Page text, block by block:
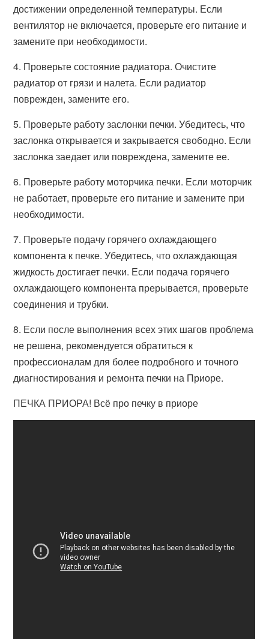
достижении определенной температуры. Если
вентилятор не включается, проверьте его питание и
замените при необходимости.
4. Проверьте состояние радиатора. Очистите
радиатор от грязи и налета. Если радиатор
поврежден, замените его.
5. Проверьте работу заслонки печки. Убедитесь, что
заслонка открывается и закрывается свободно. Если
заслонка заедает или повреждена, замените ее.
6. Проверьте работу моторчика печки. Если моторчик
не работает, проверьте его питание и замените при
необходимости.
7. Проверьте подачу горячего охлаждающего
компонента к печке. Убедитесь, что охлаждающая
жидкость достигает печки. Если подача горячего
охлаждающего компонента прерывается, проверьте
соединения и трубки.
8. Если после выполнения всех этих шагов проблема
не решена, рекомендуется обратиться к
профессионалам для более подробного и точного
диагностирования и ремонта печки на Приоре.
ПЕЧКА ПРИОРА! Всё про печку в приоре